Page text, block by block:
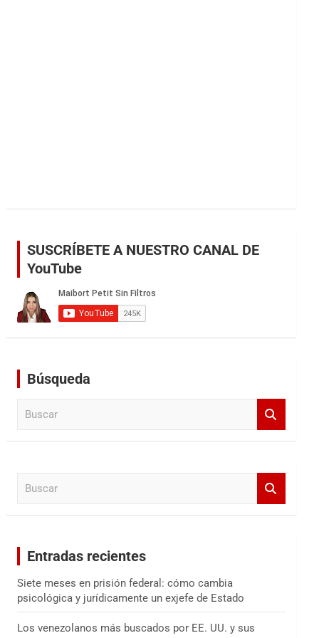
SUSCRÍBETE A NUESTRO CANAL DE
YouTube
Búsqueda
Entradas recientes
Siete meses en prisión federal: cómo cambia
psicológica y jurídicamente un exjefe de Estado
Los venezolanos más buscados por EE. UU. y sus